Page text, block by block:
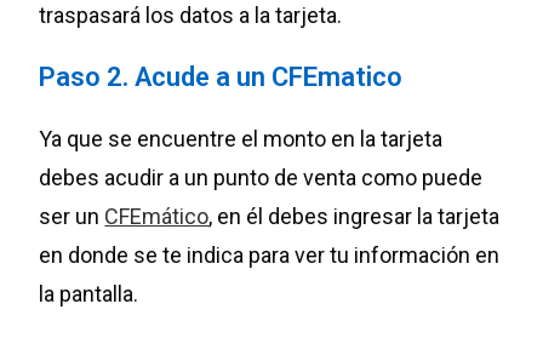
traspasará los datos a la tarjeta.
Paso 2. Acude a un CFEmatico
Ya que se encuentre el monto en la tarjeta
debes acudir a un punto de venta como puede
ser un CFEmático, en él debes ingresar la tarjeta
en donde se te indica para ver tu información en
la pantalla.